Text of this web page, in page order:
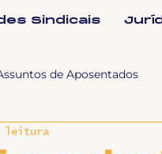
Sindicais
de Aposentados
Fala SINTET-UFU
leitura